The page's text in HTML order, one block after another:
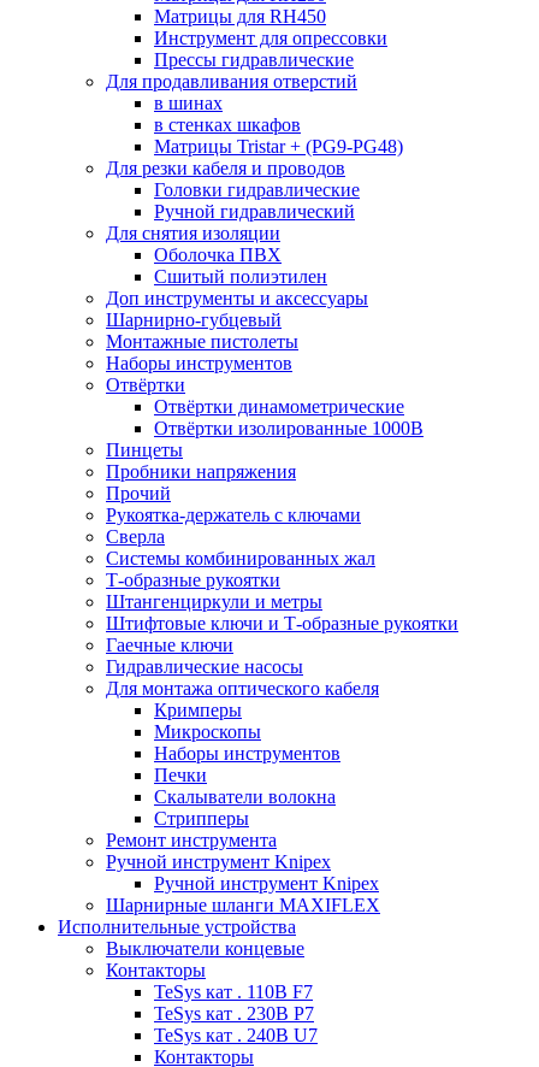
Матрицы для RH450
Инструмент для опрессовки
Прессы гидравлические
Для продавливания отверстий
в шинах
в стенках шкафов
Матрицы Tristar + (PG9-PG48)
Для резки кабеля и проводов
Головки гидравлические
Ручной гидравлический
Для снятия изоляции
Оболочка ПВХ
Сшитый полиэтилен
Доп инструменты и аксессуары
Шарнирно-губцевый
Монтажные пистолеты
Наборы инструментов
Отвёртки
Отвёртки динамометрические
Отвёртки изолированные 1000В
Пинцеты
Пробники напряжения
Прочий
Рукоятка-держатель с ключами
Сверла
Системы комбинированных жал
Т-образные рукоятки
Штангенциркули и метры
Штифтовые ключи и Т-образные рукоятки
Гаечные ключи
Гидравлические насосы
Для монтажа оптического кабеля
Кримперы
Микроскопы
Наборы инструментов
Печки
Скалыватели волокна
Стрипперы
Ремонт инструмента
Ручной инструмент Knipex
Ручной инструмент Knipex
Шарнирные шланги MAXIFLEX
Исполнительные устройства
Выключатели концевые
Контакторы
TeSys кат . 110В F7
TeSys кат . 230В P7
TeSys кат . 240В U7
Контакторы